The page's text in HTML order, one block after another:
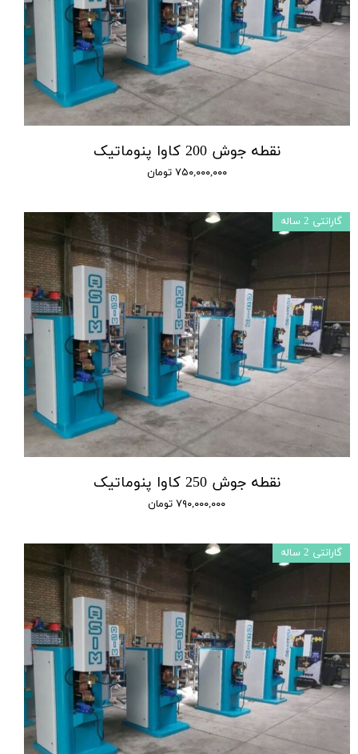
نقطه جوش 200 کاوا پنوماتیک
۷۵۰,۰۰۰,۰۰۰ تومان
نقطه جوش 250 کاوا پنوماتیک
۷۹۰,۰۰۰,۰۰۰ تومان
گارانتی 2 ساله
گارانتی 2 ساله